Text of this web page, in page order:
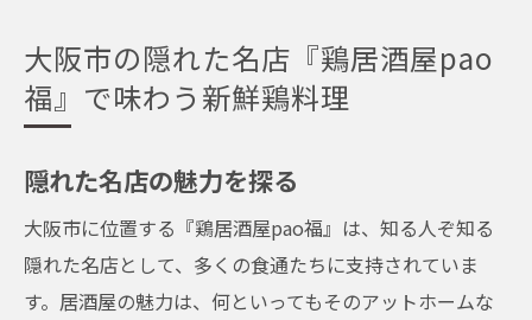
大阪市の隠れた名店『鶏居酒屋pao
福』で味わう新鮮鶏料理
隠れた名店の魅力を探る
大阪市に位置する『鶏居酒屋pao福』は、知る人ぞ知る
隠れた名店として、多くの食通たちに支持されていま
す。居酒屋の魅力は、何といってもそのアットホームな